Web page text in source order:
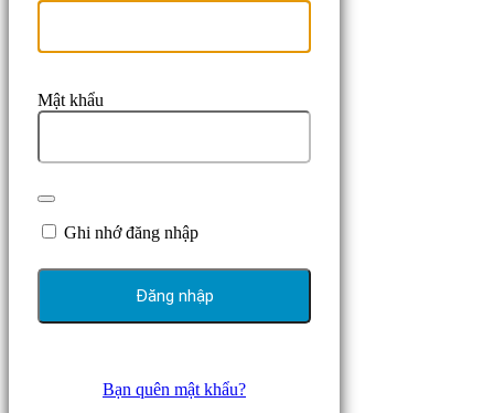
Mật khẩu
Ghi nhớ đăng nhập
Bạn quên mật khẩu?